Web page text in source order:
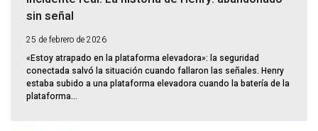
sin señal
25 de febrero de 2026
«Estoy atrapado en la plataforma elevadora»: la seguridad
conectada salvó la situación cuando fallaron las señales. Henry
estaba subido a una plataforma elevadora cuando la batería de la
plataforma...